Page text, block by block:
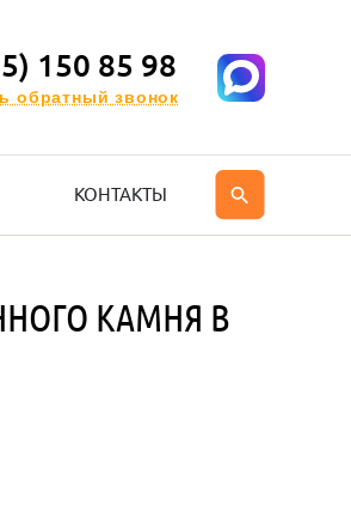
150 85 98
обратный звонок
КОНТАКТЫ
КАМНЯ В